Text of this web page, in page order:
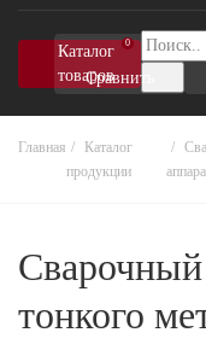
Каталог
товаров
0
Сравнить
Главная
Каталог
продукции
Сварочный
тонкого